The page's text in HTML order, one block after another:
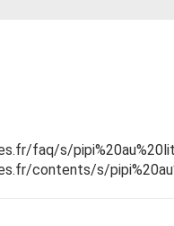
faq/s/pipi%20au%20lit
contents/s/